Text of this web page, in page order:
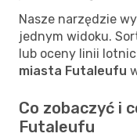
Nasze narzędzie
jednym widoku.
lub oceny linii
miasta Futaleufu
Co zobaczyć i
Futaleufu